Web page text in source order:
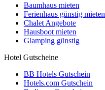
Baumhaus mieten
Ferienhaus günstig mieten
Chalet Angebote
Hausboot mieten
Glamping günstig
Hotel Gutscheine
BB Hotels Gutschein
Hotels.com Gutschein